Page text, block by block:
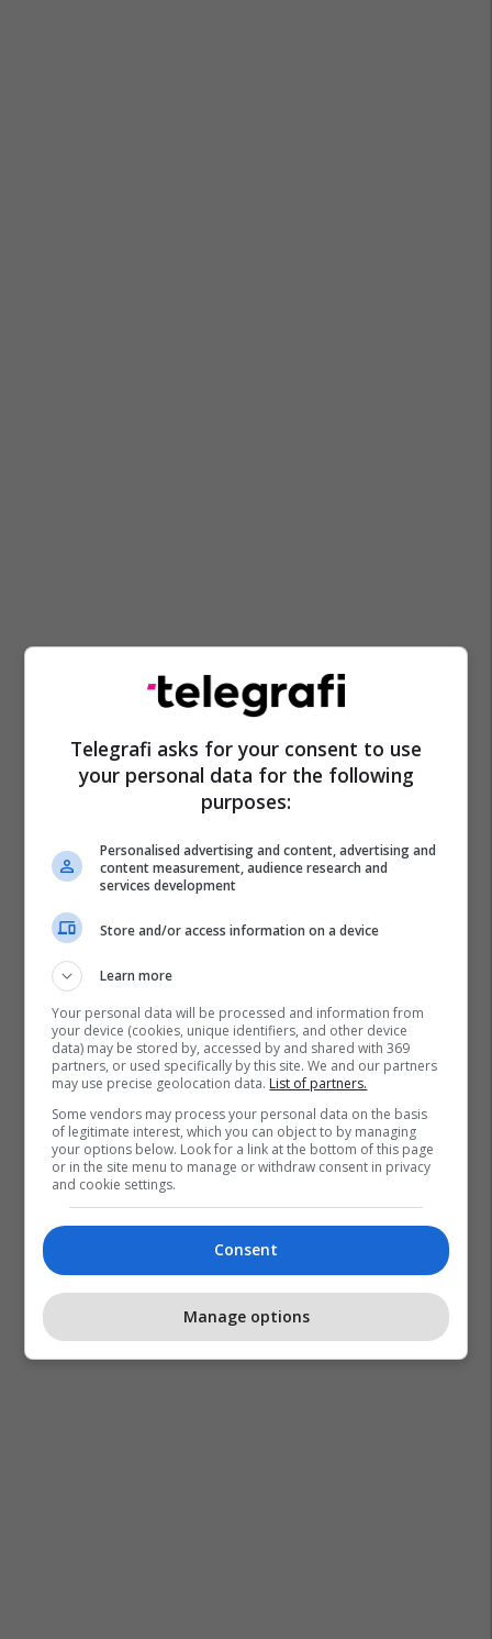
Telegrafi asks for your consent to use
your personal data for the following
purposes:
Personalised advertising and content, advertising and
content measurement, audience research and
services development
Store and/or access information on a device
Learn more
Your personal data will be processed and information from
your device (cookies, unique identifiers, and other device
data) may be stored by, accessed by and shared with 369
partners, or used specifically by this site. We and our partners
may use precise geolocation data. List of partners.
Some vendors may process your personal data on the basis
of legitimate interest, which you can object to by managing
your options below. Look for a link at the bottom of this page
or in the site menu to manage or withdraw consent in privacy
and cookie settings.
Consent
Manage options